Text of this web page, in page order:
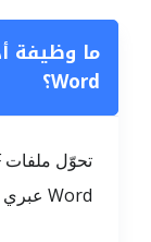
Word؟
Word عبري بصيغة DOC أو DOCX عبر الإنترنت.